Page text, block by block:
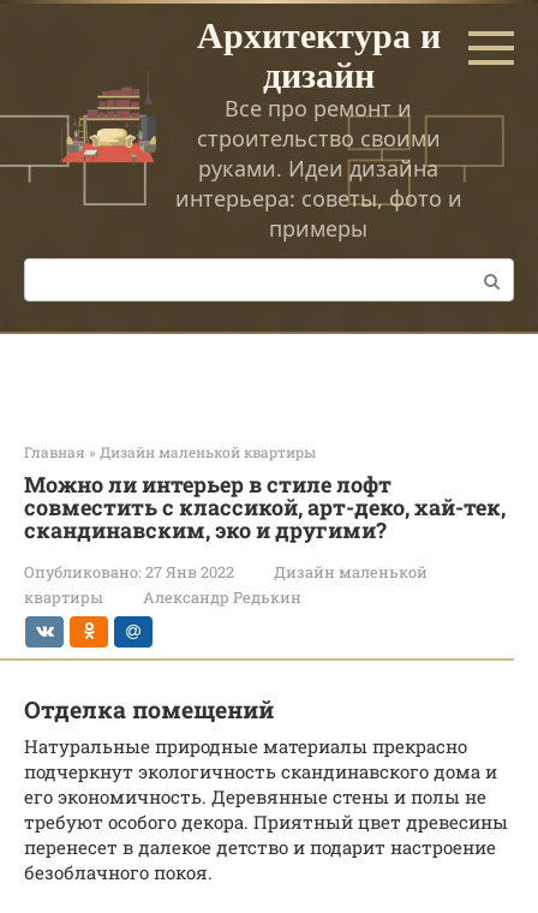
Перейти
Архитектура и
дизайн
Все про ремонт и
строительство своими
руками. Идеи дизайна
интерьера: советы, фото и
примеры
Поиск:
Главная » Дизайн маленькой квартиры
Можно ли интерьер в стиле лофт
совместить с классикой, арт-деко, хай-тек,
скандинавским, эко и другими?
Опубликовано: 27 Янв 2022
Дизайн маленькой
квартиры
Александр Редькин
Отделка помещений
Натуральные природные материалы прекрасно
подчеркнут экологичность скандинавского дома и
его экономичность. Деревянные стены и полы не
требуют особого декора. Приятный цвет древесины
перенесет в далекое детство и подарит настроение
безоблачного покоя.